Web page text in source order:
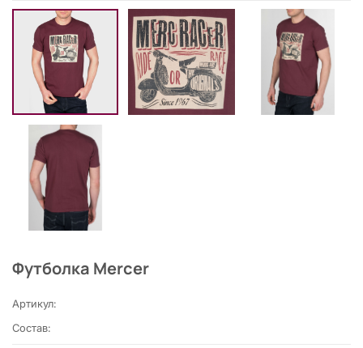
Футболка Mercer
Артикул:
Состав: